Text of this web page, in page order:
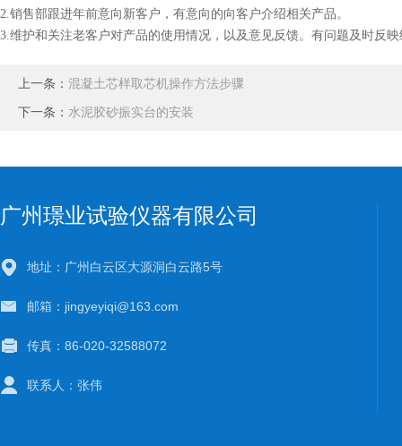
2.销售部跟进年前意向新客户，有意向的向客户介绍相关产品。
3.维护和关注老客户对产品的使用情况，以及意见反馈。有问题及时反
上一条： 混凝土芯样取芯机操作方法步骤
下一条： 水泥胶砂振实台的安装
广州璟业试验仪器有限公司
地址：广州白云区大源洞白云路5号
邮箱：jingyeyiqi@163.com
传真：86-020-32588072
联系人：张伟